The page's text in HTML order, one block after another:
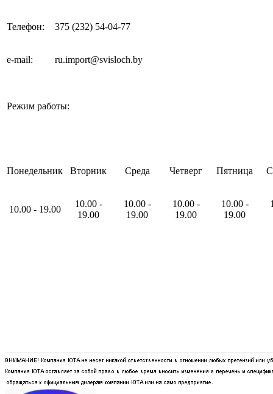
Телефон: 375 (232) 54-04-77
e-mail: ru.import@svisloch.by
Режим работы:
Понедельник Вторник Среда Четверг Пятница
10.00 -19.00
10.00 -
19.00
10.00 -
19.00
10.00 -
19.00
10.00 -
19.00